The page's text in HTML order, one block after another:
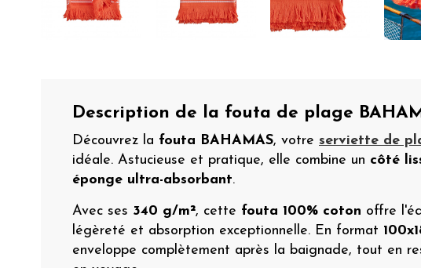
Description de la fouta de plage
Découvrez la fouta BAHAMAS, votre serviette de
idéale. Astucieuse et pratique, elle combine un côté
éponge ultra-absorbant.
Avec ses 340 g/m², cette fouta 100% coton offre
légèreté et absorption exceptionnelle. En format
enveloppe complètement après la baignade, tout en